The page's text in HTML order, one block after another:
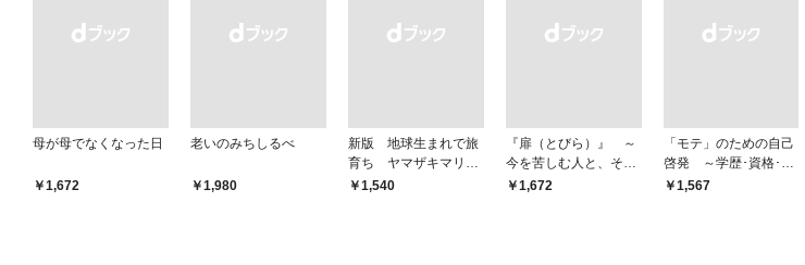
母が母でなくなった日
￥1,672
老いのみちしるべ
￥1,980
新版 地球生まれで旅
育ち ヤマザキマリ流
人生論
￥1,540
『扉（とびら）』 ～
今を苦しむ人と、その
ご家族、そして「あな
￥1,672
「モテ」のための自己
啓発 ～学歴･資格･音
楽･スポーツ･身長･整
￥1,567